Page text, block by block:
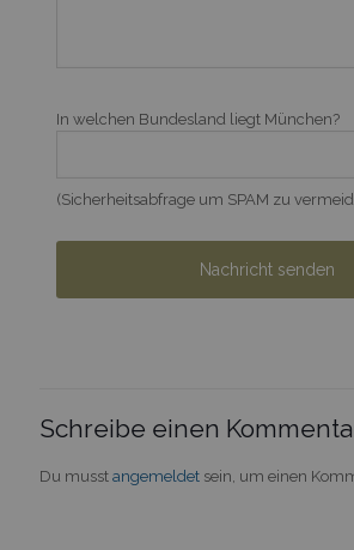
In welchen Bundesland liegt München?
(Sicherheitsabfrage um SPAM zu
Schreibe einen
Du musst angemeldet sein, um einen